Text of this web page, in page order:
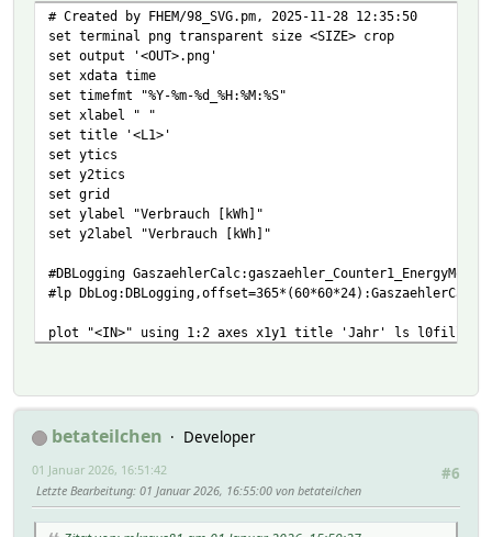
# Created by FHEM/98_SVG.pm, 2025-11-28 12:35:50
set terminal png transparent size <SIZE> crop
set output '<OUT>.png'
set xdata time
set timefmt "%Y-%m-%d_%H:%M:%S"
set xlabel " "
set title '<L1>'
set ytics
set y2tics
set grid
set ylabel "Verbrauch [kWh]"
set y2label "Verbrauch [kWh]"
#DBLogging
#lp
plot "<IN>" using 1:2 axes x1y1 title 'Jahr' ls l0fill lw
betateilchen
Developer
#6
01 Januar 2026, 16:51:42
Letzte Bearbeitung: 01 Januar 2026, 16:55:00 von betateilchen